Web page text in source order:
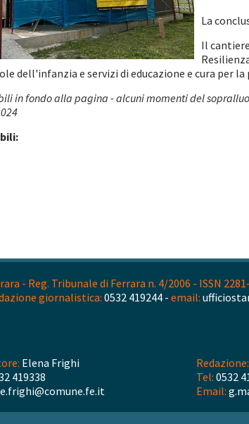
La
Il
dell'infanzia e servizi di educazione e cura per
in fondo alla pagina - alcuni momenti del
- Reg. Tribunale di Ferrara n. 4/2006 - ISSN
giornalistica:0532 419244 - email:
Elena Frighi
419338
e.frighi@comune.fe.it
Redazione:
Tel: 0532
Email: